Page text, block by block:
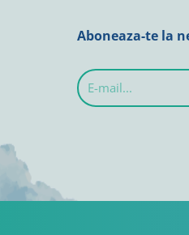
Aboneaza-te la
E-
mail...